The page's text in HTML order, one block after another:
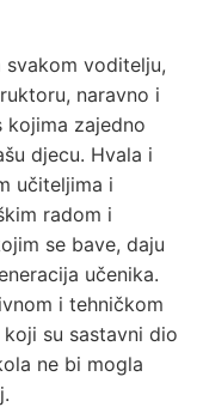
svakom voditelju,
naravno i
kojima zajedno
djecu. Hvala i
učiteljima i
radom i
se bave, daju
učenika.
i tehničkom
su sastavni dio
ne bi mogla